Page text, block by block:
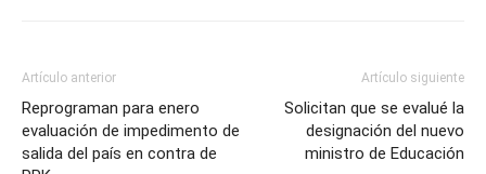
Artículo anterior
Reprograman para enero
evaluación de impedimento de
salida del país en contra de
Artículo siguiente
Solicitan que se evalué la
designación del nuevo
ministro de Educación